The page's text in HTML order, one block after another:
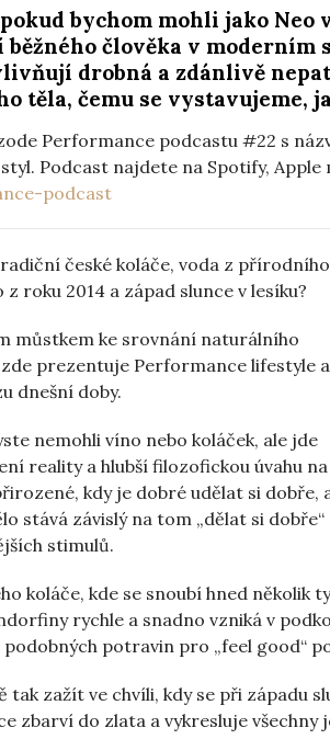
bychom mohli jako
člověka v moderním
drobná a zdánlivě
těla, čemu se vystavujeme,
Performance podcastu #22 s
Podcast najdete na Spotify, Apple
podcast
české koláče, voda z přírodního
roku 2014 a západ slunce v lesíku?
můstkem ke srovnání naturálního
prezentuje Performance lifestyle a
dnešní doby.
nemohli víno nebo koláček, ale jde
reality a hlubší filozofickou úvahu na
kdy je dobré udělat si dobře,
stává závislý na tom „dělat si dobře“
stimulů.
koláče, kde se snoubí hned několik
rychle a snadno vzniká v
potravin pro „feel good“
tak zažít ve chvíli, kdy se při západu
zbarví do zlata a vykresluje všechny